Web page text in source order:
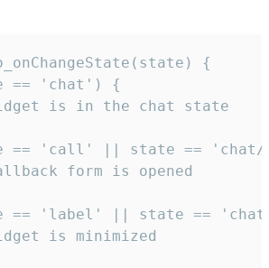
{
== 'chat') {
is in the chat state
== 'call' || state ==
form is opened
== 'label' || state ==
is minimized